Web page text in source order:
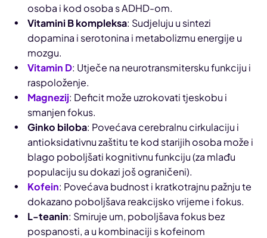
osoba i kod osoba s ADHD-om.
Vitamini B kompleksa: Sudjeluju u sintezi
dopamina i serotonina i metabolizmu energije u
mozgu.
Vitamin D: Utječe na neurotransmitersku funkciju i
raspoloženje.
Magnezij: Deficit može uzrokovati tjeskobu i
smanjen fokus.
Ginko biloba: Povećava cerebralnu cirkulaciju i
antioksidativnu zaštitu te kod starijih osoba može i
blago poboljšati kognitivnu funkciju (za mlađu
populaciju su dokazi još ograničeni).
Kofein: Povećava budnost i kratkotrajnu pažnju te
dokazano poboljšava reakcijsko vrijeme i fokus.
L-teanin: Smiruje um, poboljšava fokus bez
pospanosti, a u kombinaciji s kofeinom